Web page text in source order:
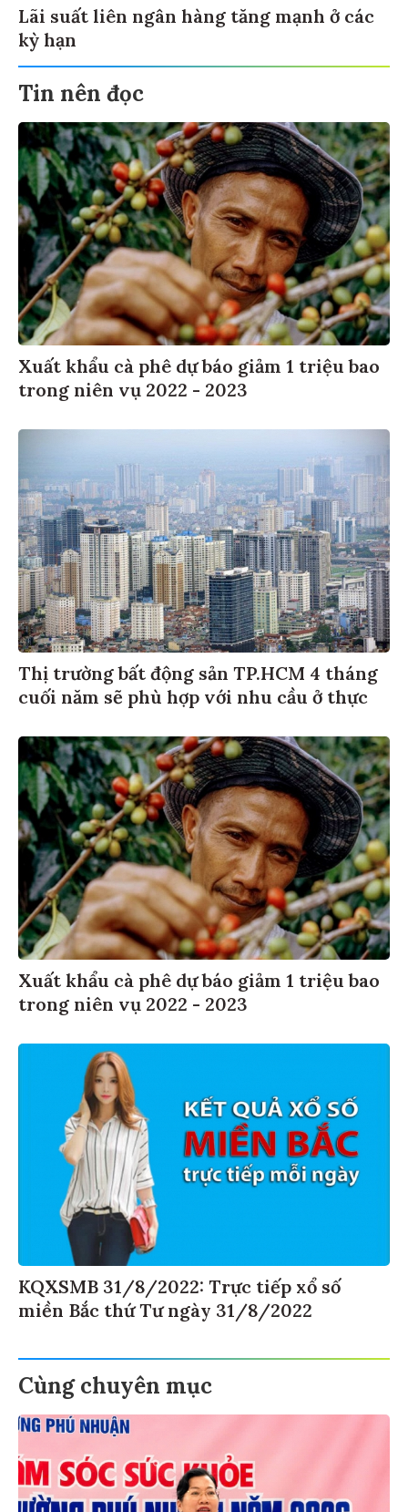
Lãi suất liên ngân hàng tăng mạnh ở các
kỳ hạn
Tin nên đọc
Xuất khẩu cà phê dự báo giảm 1 triệu bao
trong niên vụ 2022 - 2023
Thị trường bất động sản TP.HCM 4 tháng
cuối năm sẽ phù hợp với nhu cầu ở thực
Xuất khẩu cà phê dự báo giảm 1 triệu bao
trong niên vụ 2022 - 2023
KQXSMB 31/8/2022: Trực tiếp xổ số
miền Bắc thứ Tư ngày 31/8/2022
Cùng chuyên mục